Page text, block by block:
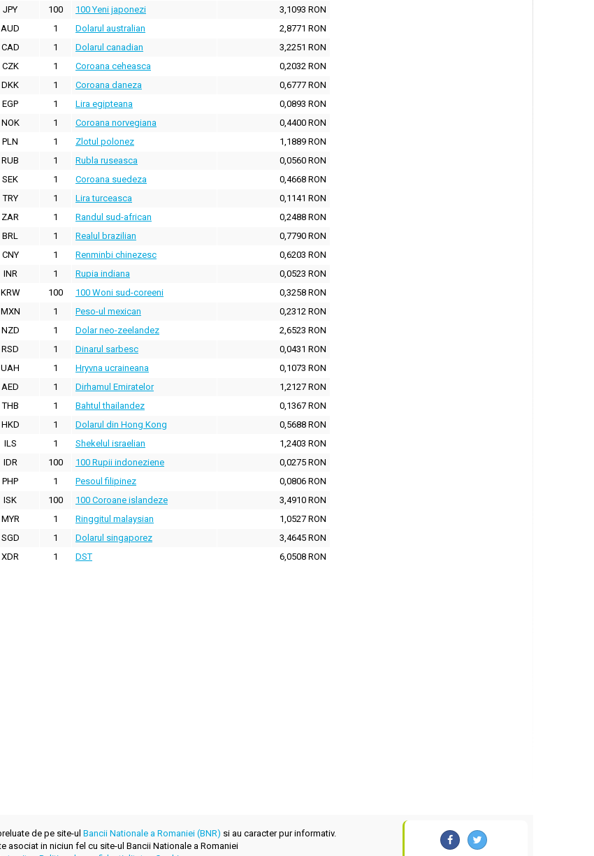
JPY
100 100 Yeni japonezi
3,1093 RON
AUD
1 Dolarul australian
2,8771 RON
CAD
1 Dolarul canadian
3,2251 RON
CZK
1 Coroana ceheasca
0,2032 RON
DKK
1 Coroana daneza
0,6777 RON
EGP
1 Lira egipteana
0,0893 RON
NOK
1 Coroana norvegiana
0,4400 RON
PLN
1 Zlotul polonez
1,1889 RON
RUB
1 Rubla ruseasca
0,0560 RON
SEK
1 Coroana suedeza
0,4668 RON
TRY
1 Lira turceasca
0,1141 RON
ZAR
1 Randul sud-african
0,2488 RON
BRL
1 Realul brazilian
0,7790 RON
CNY
1 Renminbi chinezesc
0,6203 RON
INR
1 Rupia indiana
0,0523 RON
KRW
100 100 Woni sud-coreeni
0,3258 RON
MXN
1 Peso-ul mexican
0,2312 RON
NZD
1 Dolar neo-zeelandez
2,6523 RON
RSD
1 Dinarul sarbesc
0,0431 RON
UAH
1 Hryvna ucraineana
0,1073 RON
AED
1 Dirhamul Emiratelor
1,2127 RON
THB
1 Bahtul thailandez
0,1367 RON
HKD
1 Dolarul din Hong Kong
0,5688 RON
ILS
1 Shekelul israelian
1,2403 RON
IDR
100 100 Rupii indoneziene
0,0275 RON
PHP
1 Pesoul filipinez
0,0806 RON
ISK
100 100 Coroane islandeze
3,4910 RON
MYR
1 Ringgitul malaysian
1,0527 RON
SGD
1 Dolarul singaporez
3,4645 RON
XDR
1 DST 6,0508 RON
de pe site-ul Bancii Nationale a Romaniei (BNR) si au caracter pur informativ.
asociat in niciun fel cu site-ul Bancii Nationale a Romaniei